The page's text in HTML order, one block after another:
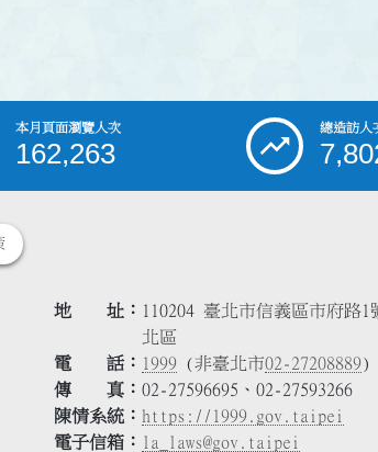
本月頁面瀏覽人次
162,263
總造訪人
地 址
110204 臺北市信義區市府路1
北區
電 話
1999 (非臺北市02-27208889)
傳 真
02-27596695、02-27593266
陳情系統
https://1999.gov.taipei
電子信箱
la_laws@gov.taipei